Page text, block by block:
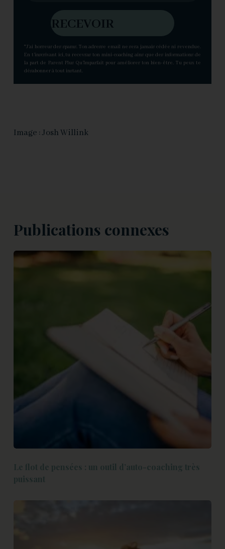
RECEVOIR
*J’ai horreur des spams. Ton adresse email ne sera jamais cédée ni revendue.
En t’inscrivant ici, tu recevras ton mini-coaching ains que des informations de
la part de Parent Plus Qu’Imparfait pour améliorer ton bien-être. Tu peux te
désabonner à tout instant.
Image : Josh Willink
Publications connexes
Le flot de pensées : un outil d’auto-coaching très
puissant